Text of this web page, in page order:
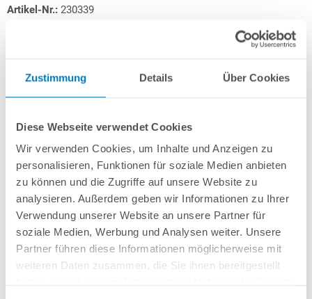
Zustimmung Details Über Cookies
Diese Webseite verwendet Cookies
Wir verwenden Cookies, um Inhalte und Anzeigen zu
personalisieren, Funktionen für soziale Medien anbieten
zu können und die Zugriffe auf unsere Website zu
analysieren. Außerdem geben wir Informationen zu Ihrer
Verwendung unserer Website an unsere Partner für
soziale Medien, Werbung und Analysen weiter. Unsere
Partner führen diese Informationen möglicherweise mit
weiteren Daten zusammen, die Sie ihnen bereitgestellt
Artikel-Nr.: 230339
UVP:119,00 € *
inkl. gesetzlicher MwSt. zzgl. Versandkosten; ab 99,- frachtfrei
TÜV- und GS-geprüft
Förderleistung: ca. 4 m³/h
Leistungsaufnahme: 250 Watt / 230 Volt
Mit Anschlusskabel und Netzstecker
Ideal für Pools bis 20 m³ bzw. Filter mit bis zu ca. 20 kg Filtermaterial